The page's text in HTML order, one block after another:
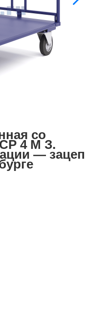
со
4 М З.
— зацеп